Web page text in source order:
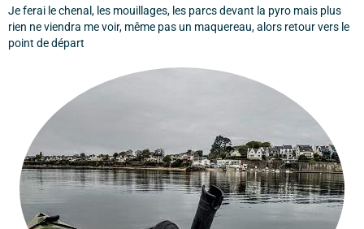
Je ferai le chenal, les mouillages, les parcs devant la pyro mais plus
rien ne viendra me voir, même pas un maquereau, alors retour vers le
point de départ